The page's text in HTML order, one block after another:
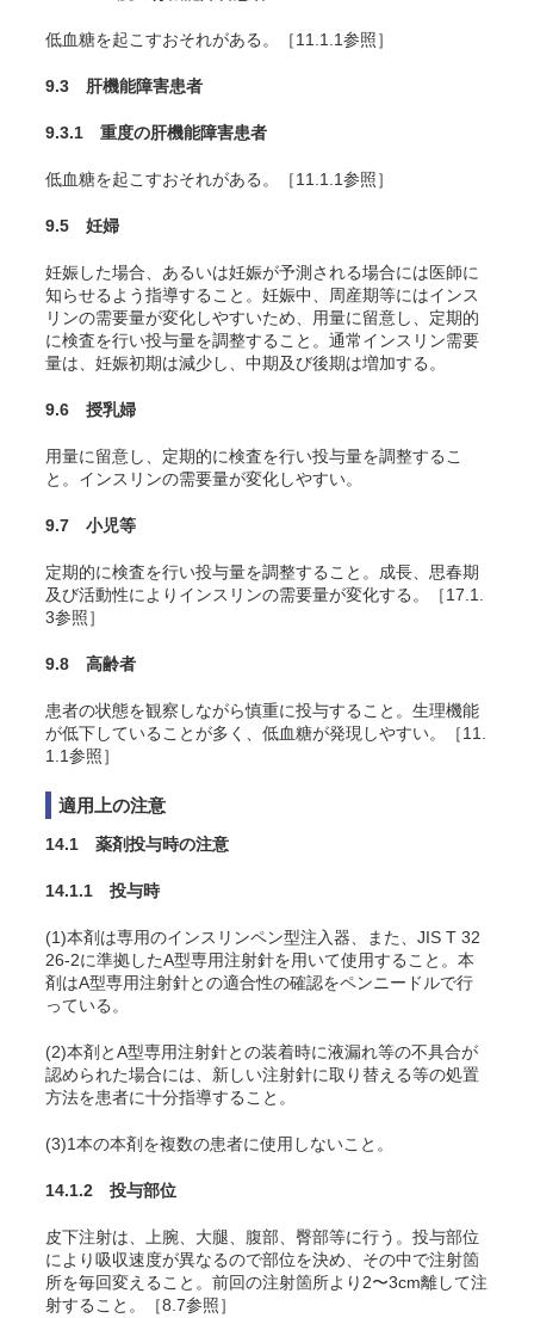
低血糖を起こすおそれがある。［11.1.1参照］
9.3 肝機能障害患者
9.3.1 重度の肝機能障害患者
低血糖を起こすおそれがある。［11.1.1参照］
9.5 妊婦
妊娠した場合、あるいは妊娠が予測される場合には医師に
知らせるよう指導すること。妊娠中、周産期等にはインス
リンの需要量が変化しやすいため、用量に留意し、定期的
に検査を行い投与量を調整すること。通常インスリン需要
量は、妊娠初期は減少し、中期及び後期は増加する。
9.6 授乳婦
用量に留意し、定期的に検査を行い投与量を調整するこ
と。インスリンの需要量が変化しやすい。
9.7 小児等
定期的に検査を行い投与量を調整すること。成長、思春期
及び活動性によりインスリンの需要量が変化する。［17.1.
3参照］
9.8 高齢者
患者の状態を観察しながら慎重に投与すること。生理機能
が低下していることが多く、低血糖が発現しやすい。［11.
1.1参照］
適用上の注意
14.1 薬剤投与時の注意
14.1.1 投与時
(1)本剤は専用のインスリンペン型注入器、また、JIS T 32
26-2に準拠したA型専用注射針を用いて使用すること。本
剤はA型専用注射針との適合性の確認をペンニードルで行
っている。
(2)本剤とA型専用注射針との装着時に液漏れ等の不具合が
認められた場合には、新しい注射針に取り替える等の処置
方法を患者に十分指導すること。
(3)1本の本剤を複数の患者に使用しないこと。
14.1.2 投与部位
皮下注射は、上腕、大腿、腹部、臀部等に行う。投与部位
により吸収速度が異なるので部位を決め、その中で注射箇
所を毎回変えること。前回の注射箇所より2〜3cm離して注
射すること。［8.7参照］